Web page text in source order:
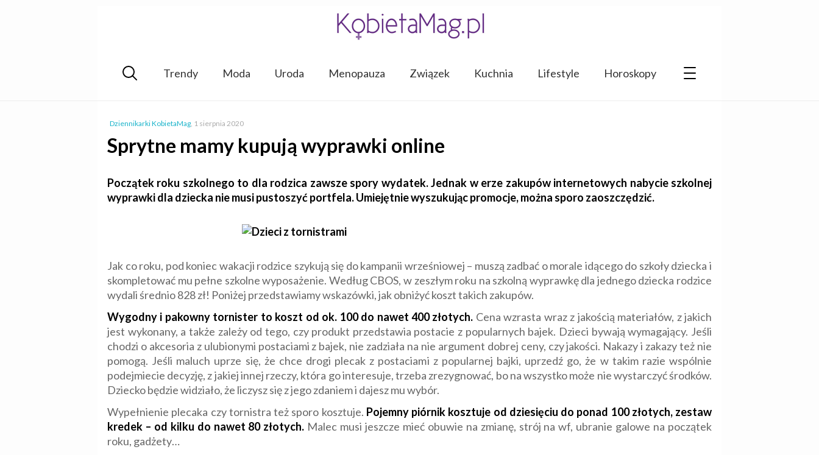
Trendy Moda Uroda Menopauza Związek Kuchnia Lifestyle Horoskopy
Dziennikarki KobietaMag, 1 sierpnia 2020
Sprytne mamy kupują wyprawki online
Początek roku szkolnego to dla rodzica zawsze spory wydatek. Jednak w erze zakupów internetowych nabycie szkolnej
wyprawki dla dziecka nie musi pustoszyć portfela. Umiejętnie wyszukując promocje, można sporo zaoszczędzić.
Jak co roku, pod koniec wakacji rodzice szykują się do kampanii wrześniowej – muszą zadbać o morale idącego do szkoły dziecka i
skompletować mu pełne szkolne wyposażenie. Według CBOS, w zeszłym roku na szkolną wyprawkę dla jednego dziecka rodzice
wydali średnio 828 zł! Poniżej przedstawiamy wskazówki, jak obniżyć koszt takich zakupów.
Wygodny i pakowny tornister to koszt od ok. 100 do nawet 400 złotych. Cena wzrasta wraz z jakością materiałów, z jakich
jest wykonany, a także zależy od tego, czy produkt przedstawia postacie z popularnych bajek. Dzieci bywają wymagający. Jeśli
chodzi o akcesoria z ulubionymi postaciami z bajek, nie zadziała na nie argument dobrej ceny, czy jakości. Nakazy i zakazy też nie
pomogą. Jeśli maluch uprze się, że chce drogi plecak z postaciami z popularnej bajki, uprzedź go, że w takim razie wspólnie
podejmiecie decyzję, z jakiej innej rzeczy, która go interesuje, trzeba zrezygnować, bo na wszystko może nie wystarczyć środków.
Dziecko będzie widziało, że liczysz się z jego zdaniem i dajesz mu wybór.
Wypełnienie plecaka czy tornistra też sporo kosztuje. Pojemny piórnik kosztuje od dziesięciu do ponad 100 złotych, zestaw
kredek – od kilku do nawet 80 złotych. Malec musi jeszcze mieć obuwie na zmianę, strój na wf, ubranie galowe na początek
roku, gadżety…